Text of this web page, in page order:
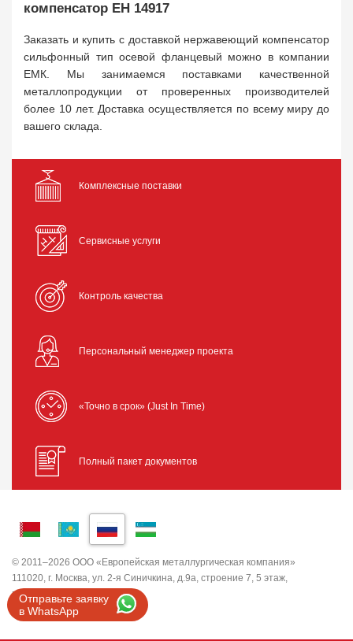
Отправьте заявку
в WhatsApp
компенсатор ЕН 14917
Заказать и купить с доставкой нержавеющий компенсатор
сильфонный тип осевой фланцевый можно в компании
ЕМК. Мы занимаемся поставками качественной
металлопродукции от проверенных производителей
более 10 лет. Доставка осуществляется по всему миру до
вашего склада.
Комплексные поставки
Сервисные услуги
Контроль качества
Персональный менеджер проекта
«Точно в срок» (Just In Time)
Полный пакет документов
© 2011–2026 ООО «Европейская металлургическая компания»
111020, г. Москва, ул. 2-я Синичкина, д.9а, строение 7, 5 этаж,
помещение I, комната 5
ИНН 7743820503 ООО "ЕМК"